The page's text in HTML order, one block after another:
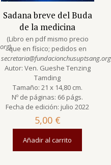
)
Sadana breve del Buda
de la medicina
(Libro en pdf mismo precio
que en físico; pedidos en
secretaria@fundacionchusuptsang.org
Autor: Ven. Gueshe Tenzing
Tamding
Tamaño: 21 x 14,80 cm.
Nº de páginas: 66 págs.
Fecha de edición: julio 2022
5,00 €
Añadir al carrito